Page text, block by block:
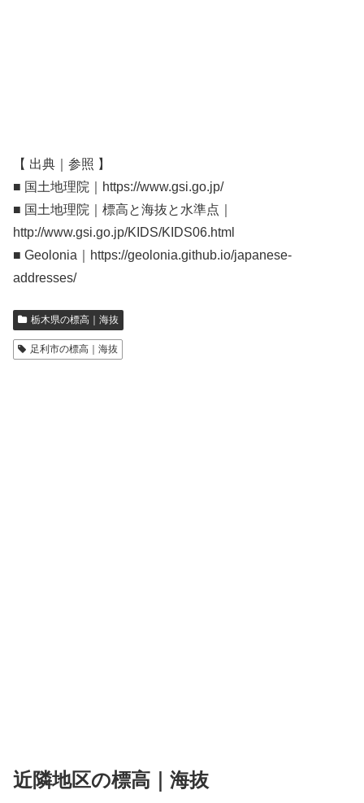
【 出典｜参照 】
■ 国土地理院｜https://www.gsi.go.jp/
■ 国土地理院｜標高と海抜と水準点｜
http://www.gsi.go.jp/KIDS/KIDS06.html
■ Geolonia｜https://geolonia.github.io/japanese-
addresses/
栃木県の標高｜海抜
足利市の標高｜海抜
近隣地区の標高｜海抜